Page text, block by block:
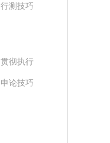
行测技巧
贯彻执行
申论技巧